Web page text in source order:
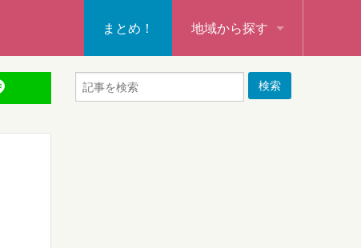
まとめ！ 地域から探す
秩父・飯能・秩父郡